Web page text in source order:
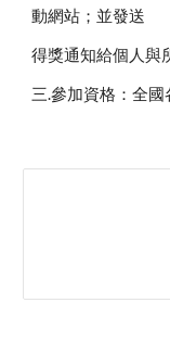
動網站；並發送
得獎通知給個人與
三.參加資格：全國